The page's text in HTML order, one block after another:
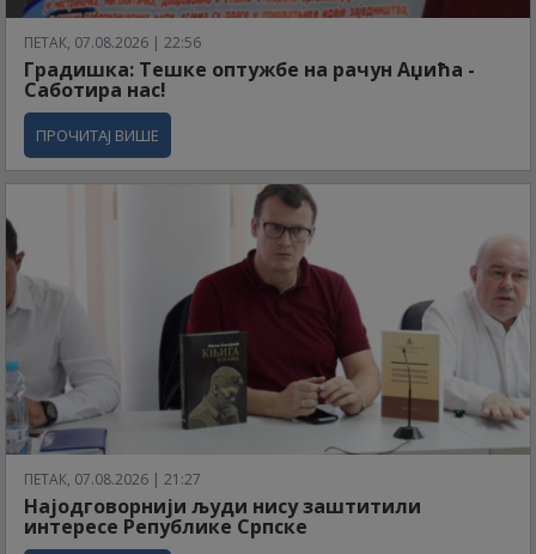
ПЕТАК, 07.08.2026 | 22:56
Градишка: Тешке оптужбе на рачун Аџића -
Саботира нас!
ПРОЧИТАЈ ВИШЕ
ПЕТАК, 07.08.2026 | 21:27
Најодговорнији људи нису заштитили
интересе Републике Српске